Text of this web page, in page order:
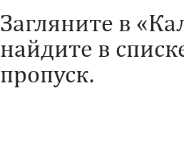
Загляните в
найдите в
пропуск.